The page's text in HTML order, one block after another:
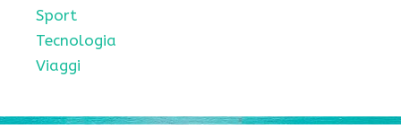
Sport
Tecnologia
Viaggi